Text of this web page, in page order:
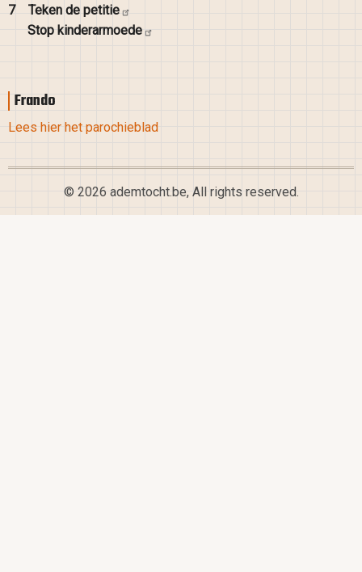
7 Teken de petitie
Stop kinderarmoede
Frando
Lees hier het parochieblad
© 2026 ademtocht.be, All rights reserved.